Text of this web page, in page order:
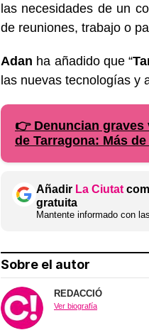
las necesidades de un
de reuniones, trabajo o
Adan ha añadido que “
las nuevas tecnologías y
👉 Denuncian graves
de Tarragona: Más
Añadir La Ciutat
gratuita
Mantente informado con
Sobre el autor
REDACCIÓ
Ver biografía